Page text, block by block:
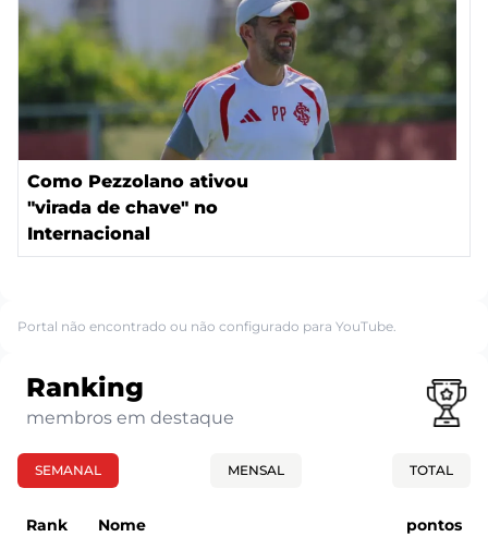
Como Pezzolano ativou
"virada de chave" no
Internacional
Portal não encontrado ou não configurado para YouTube.
Ranking
membros em destaque
SEMANAL MENSAL TOTAL
Rank Nome pontos